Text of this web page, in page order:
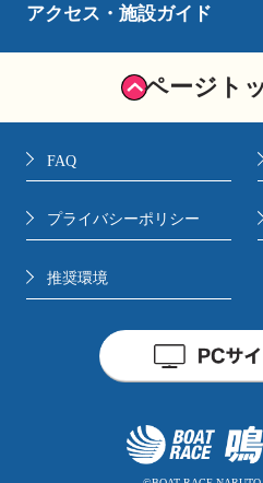
アクセス・施設ガイド
ページト
FAQ
プライバシーポリシー
推奨環境